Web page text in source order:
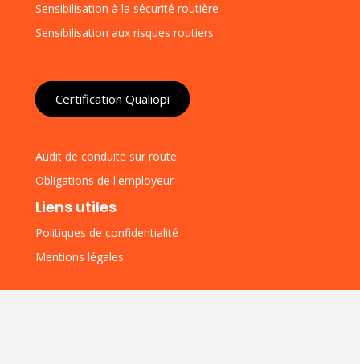
Sensibilisation à la sécurité routière
Sensibilisation aux risques routiers
Certification Qualiopi
Audit de conduite sur route
Obligations de l'employeur
Liens utiles
Politiques de confidentialité
Mentions légales